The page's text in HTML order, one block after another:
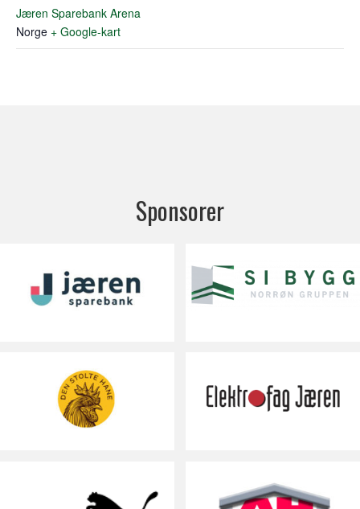
Jæren Sparebank Arena
Norge + Google-kart
Sponsorer